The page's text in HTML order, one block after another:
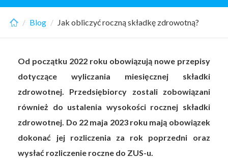
Blog Jak obliczyć roczną składkę zdrowotną?
Od początku 2022 roku obowiązują nowe przepisy
dotyczące wyliczania miesięcznej składki
zdrowotnej. Przedsiębiorcy zostali zobowiązani
również do ustalenia wysokości rocznej składki
zdrowotnej. Do 22 maja 2023 roku mają obowiązek
dokonać jej rozliczenia za rok poprzedni oraz
wysłać rozliczenie roczne do ZUS-u.